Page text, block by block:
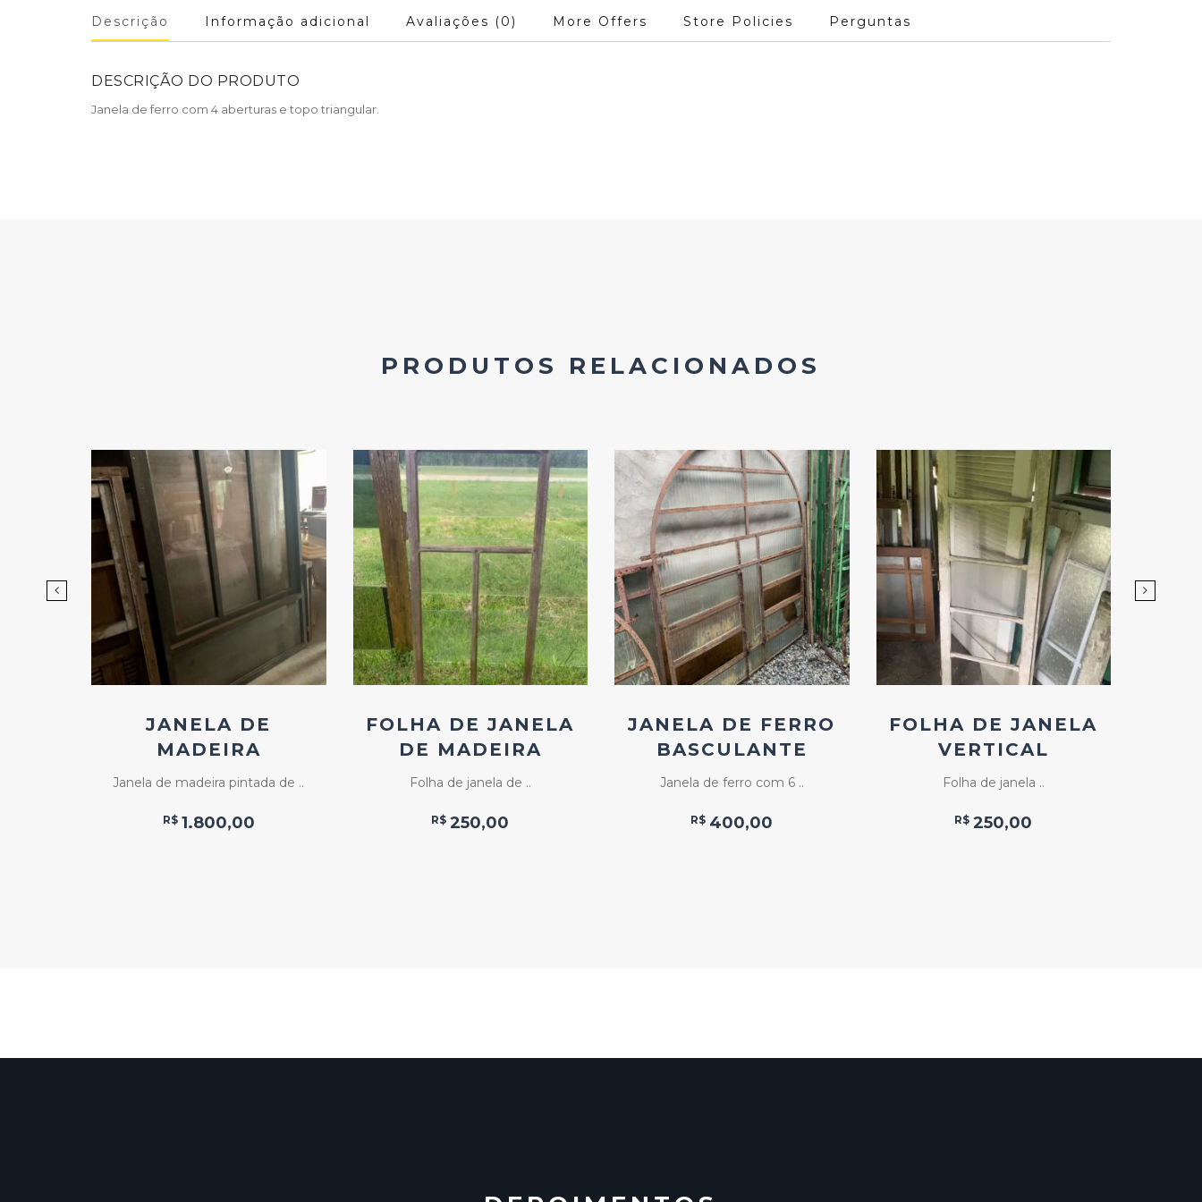
Descrição Informação adicional Avaliações (0) More Offers Store Policies Perguntas
DESCRIÇÃO DO PRODUTO
Janela de ferro com 4 aberturas e topo triangular.
PRODUTOS RELACIONADOS
Add
ao
Favoritos
JANELA DE
MADEIRA
Janela de madeira pintada de ..
R$ 1.800,00
Add
ao
Favoritos
FOLHA DE JANELA
DE MADEIRA
Folha de janela de ..
R$ 250,00
Add
ao
Favoritos
JANELA DE FERRO
BASCULANTE
Janela de ferro com 6 ..
R$ 400,00
Add
ao
Favoritos
FOLHA DE JANELA
VERTICAL
Folha de janela ..
R$ 250,00